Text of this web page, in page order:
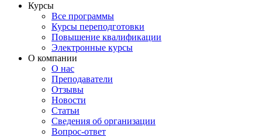
Курсы
Все программы
Курсы переподготовки
Повышение квалификации
Электронные курсы
О компании
О нас
Преподаватели
Отзывы
Новости
Статьи
Сведения об организации
Вопрос-ответ